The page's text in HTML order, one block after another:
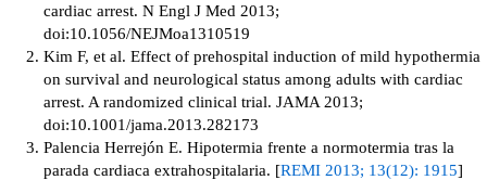
cardiac arrest. N Engl J Med 2013;
doi:10.1056/NEJMoa1310519
Kim F, et al. Effect of prehospital induction of mild hypothermia
on survival and neurological status among adults with cardiac
arrest. A randomized clinical trial. JAMA 2013;
doi:10.1001/jama.2013.282173
Palencia Herrejón E. Hipotermia frente a normotermia tras la
parada cardiaca extrahospitalaria. [REMI 2013; 13(12): 1915]